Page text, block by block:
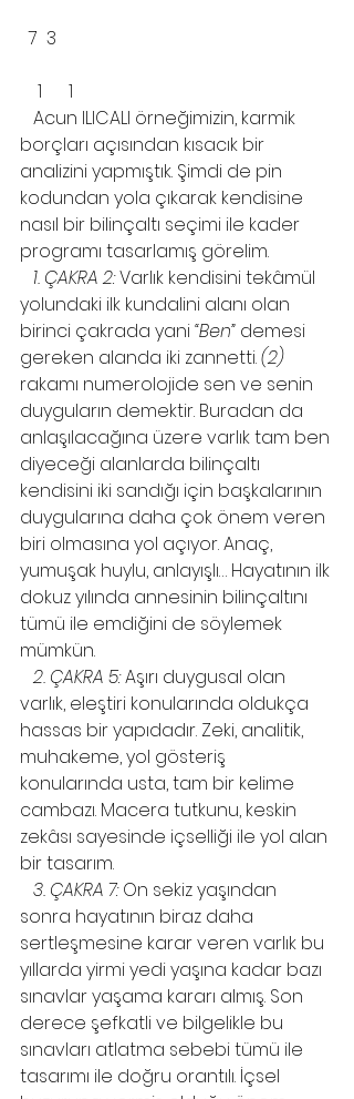
  7  3
    1      1
borçları açısından kısacık bir
analizini yapmıştık. Şimdi de pin
kodundan yola çıkarak kendisine
nasıl bir bilinçaltı seçimi ile kader
programı tasarlamış görelim.
1. ÇAKRA 2: Varlık kendisini tekâmül
yolundaki ilk kundalini alanı olan
birinci çakrada yani “Ben” demesi
gereken alanda iki zannetti. (2)
rakamı numerolojide sen ve senin
duyguların demektir. Buradan da
anlaşılacağına üzere varlık tam ben
diyeceği alanlarda bilinçaltı
kendisini iki sandığı için başkalarının
duygularına daha çok önem veren
biri olmasına yol açıyor. Anaç,
yumuşak huylu, anlayışlı… Hayatının ilk
dokuz yılında annesinin bilinçaltını
tümü ile emdiğini de söylemek
mümkün.
2. ÇAKRA 5: Aşırı duygusal olan
varlık, eleştiri konularında oldukça
hassas bir yapıdadır. Zeki, analitik,
muhakeme, yol gösteriş
konularında usta, tam bir kelime
cambazı. Macera tutkunu, keskin
zekâsı sayesinde içselliği ile yol alan
bir tasarım.
3. ÇAKRA 7: On sekiz yaşından
sonra hayatının biraz daha
sertleşmesine karar veren varlık bu
yıllarda yirmi yedi yaşına kadar bazı
sınavlar yaşama kararı almış. Son
derece şefkatli ve bilgelikle bu
sınavları atlatma sebebi tümü ile
tasarımı ile doğru orantılı. İçsel